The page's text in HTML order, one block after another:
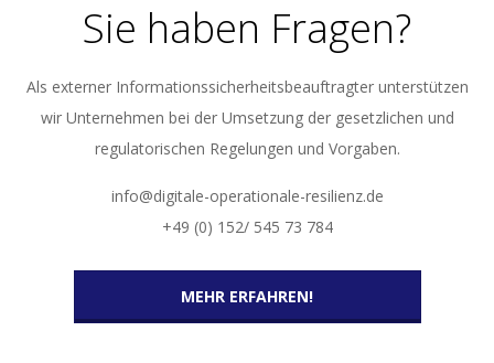
Sie haben Fragen?
Als externer Informationssicherheitsbeauftragter unterstützen
wir Unternehmen bei der Umsetzung der gesetzlichen und
regulatorischen Regelungen und Vorgaben.
info@digitale-operationale-resilienz.de
+49 (0) 152/ 545 73 784
MEHR ERFAHREN!